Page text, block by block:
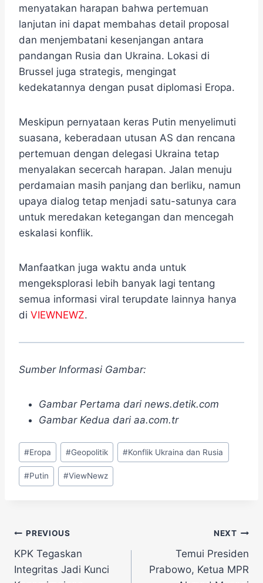
menyatakan harapan bahwa pertemuan
lanjutan ini dapat membahas detail proposal
dan menjembatani kesenjangan antara
pandangan Rusia dan Ukraina. Lokasi di
Brussel juga strategis, mengingat
kedekatannya dengan pusat diplomasi Eropa.
Meskipun pernyataan keras Putin menyelimuti
suasana, keberadaan utusan AS dan rencana
pertemuan dengan delegasi Ukraina tetap
menyalakan secercah harapan. Jalan menuju
perdamaian masih panjang dan berliku, namun
upaya dialog tetap menjadi satu-satunya cara
untuk meredakan ketegangan dan mencegah
eskalasi konflik.
Manfaatkan juga waktu anda untuk
mengeksplorasi lebih banyak lagi tentang
semua informasi viral terupdate lainnya hanya
di VIEWNEWZ.
Sumber Informasi Gambar:
Gambar Pertama dari news.detik.com
Gambar Kedua dari aa.com.tr
Post
Tags:
#Eropa #Geopolitik #Konflik Ukraina dan Rusia
#Putin #ViewNewz
Navigasi
pos
PREVIOUS
KPK Tegaskan
Integritas Jadi Kunci
NEXT
Temui Presiden
Prabowo, Ketua MPR